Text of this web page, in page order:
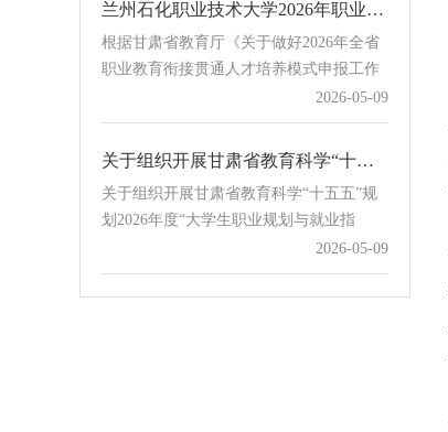
职业教育衔接贯通人才培养模式申报工作
的通知》要求，学校认真组织开展2026年
职业教育衔接贯通培养项目申报评审工
项目进行评审，经学校招生就业工作领导
小组会议审议通过，现将拟确定项目予以
公示。序号学校培养模式中职专业贯通培
养专业计划数1甘谷县职业中等专业学
划2026年度“大学生职业规划与就业指
导”专项课题申报工作的通知
兰州石化职业技术大学关于开展2026年职业教育衔接贯通培养申报工作的通知